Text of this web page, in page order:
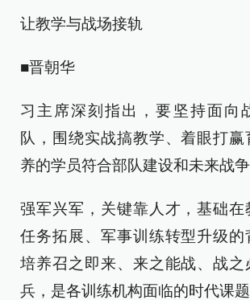
让教学与战场接轨
■晋朝华
习主席深刻指出，要坚持面向
队，围绕实战搞教学、着眼打
养的学员符合部队建设和未来战争
强军兴军，关键靠人才，基础在
任务拓展、军事训练转型升级的
培养召之即来、来之能战、战之
兵，是各训练机构面临的时代课题